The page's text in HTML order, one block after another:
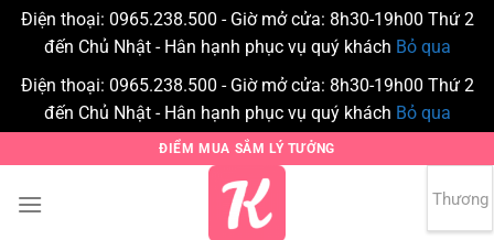
Điện thoại: 0965.238.500 - Giờ mở cửa: 8h30-19h00 Thứ 2
đến Chủ Nhật - Hân hạnh phục vụ quý khách Bỏ qua
Điện thoại: 0965.238.500 - Giờ mở cửa: 8h30-19h00 Thứ 2
đến Chủ Nhật - Hân hạnh phục vụ quý khách Bỏ qua
qua
nội
ĐIỂM MUA SẮM LÝ TƯỞNG
0
Thương